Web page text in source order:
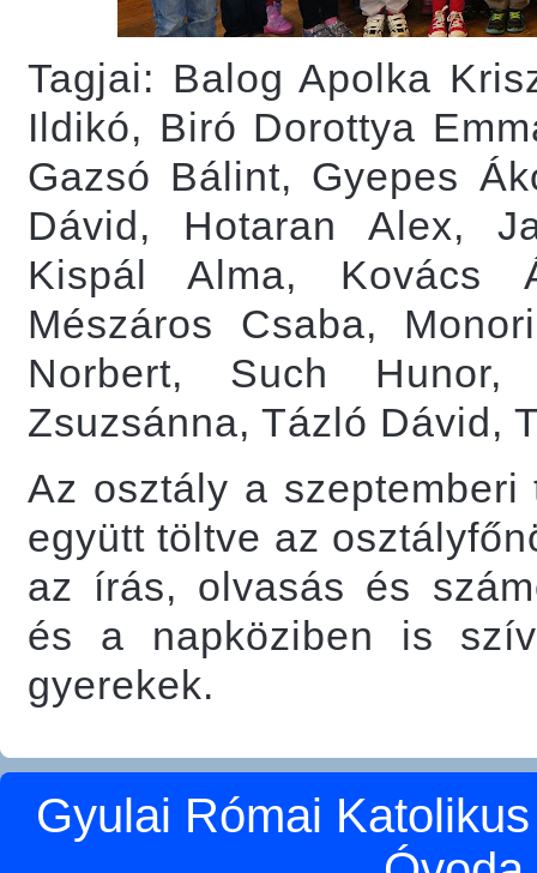
Tagjai: Balog Apolka
Ildikó, Biró Dorottya
Gazsó Bálint, Gyepes
Dávid, Hotaran Alex,
Kispál Alma, Kovács
Mészáros Csaba,
Norbert, Such
Zsuzsánna, Tázló Dávid,
Az osztály a
együtt töltve az
az írás, olvasás és
és a napköziben is
gyerekek.
Gyulai Római